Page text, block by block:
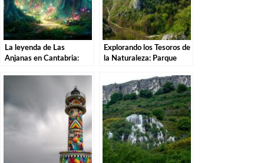
La leyenda de Las
Anjanas en Cantabria:
Explorando los Tesoros de
la Naturaleza: Parque
Nansa en Tudanca.